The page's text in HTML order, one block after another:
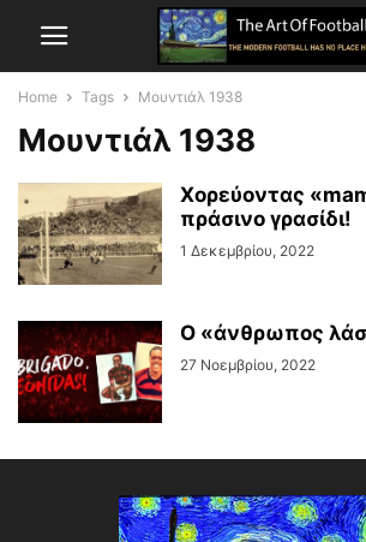
Home Tags Μουντιάλ 1938
Μουντιάλ 1938
Χορεύοντας
πράσινο γρασίδι!
1 Δεκεμβρίου, 2022
Ο «άνθρωπος
27 Νοεμβρίου, 2022